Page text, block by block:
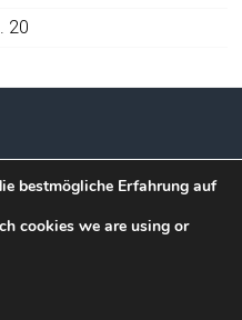
20
bestmögliche Erfahrung auf
cookies we are using or